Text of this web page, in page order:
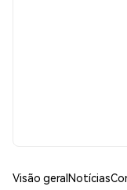
Visão geralNotícias